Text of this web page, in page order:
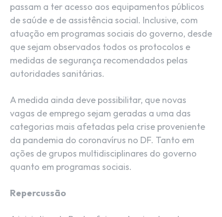
passam a ter acesso aos equipamentos públicos
de saúde e de assistência social. Inclusive, com
atuação em programas sociais do governo, desde
que sejam observados todos os protocolos e
medidas de segurança recomendados pelas
autoridades sanitárias.
A medida ainda deve possibilitar, que novas
vagas de emprego sejam geradas a uma das
categorias mais afetadas pela crise proveniente
da pandemia do coronavírus no DF. Tanto em
ações de grupos multidisciplinares do governo
quanto em programas sociais.
Repercussão